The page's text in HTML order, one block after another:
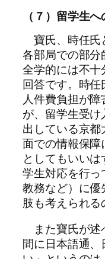
（７）留学生
寶氏、時任氏
各部局での部分
全学的には不
回答です。時
人件費負担が
が、留学生受
出している京
面での情報保
としてもいい
学生対応を行
教務など）に
肢も考えられる
また寶氏が述
間に日本語通